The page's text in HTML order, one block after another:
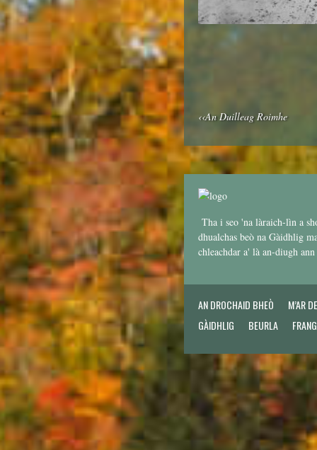
‹‹An Duilleag Roimhe
Tha i seo 'na làraich-lìn a
dhualchas beò na Gàidhlig
chleachdar a' là an-diugh
AN DROCHAID BHEÒ
M’AR
GÀIDHLIG
BEURLA